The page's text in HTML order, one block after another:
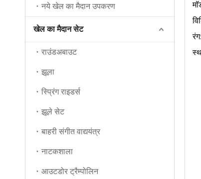
नये खेल का मैदान उपकरण
खेल का मैदान सेट
राउंडअबाउट
झूला
स्प्रिंग राइडर्स
झूले सेट
बाहरी संगीत वाद्ययंत्र
नाटकशाला
आउटडोर ट्रैम्पोलिन